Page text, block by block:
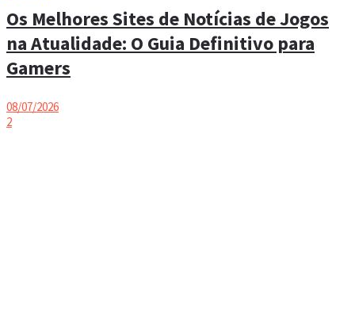
Os Melhores Sites de Notícias de Jogos
na Atualidade: O Guia Definitivo para
Gamers
08/07/2026
2